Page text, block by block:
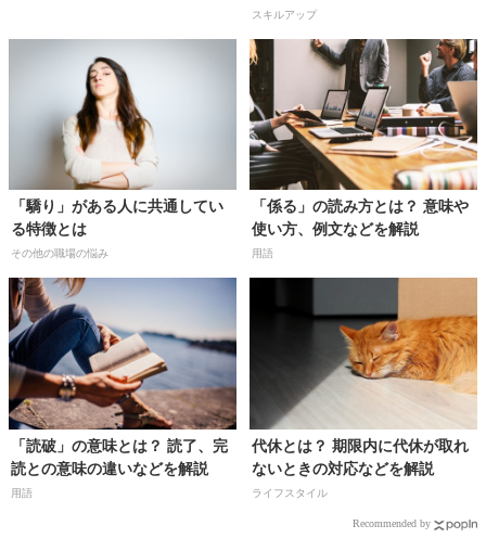
スキルアップ
「驕り」がある人に共通してい
る特徴とは
その他の職場の悩み
「係る」の読み方とは？ 意味や
使い方、例文などを解説
用語
「読破」の意味とは？ 読了、完
読との意味の違いなどを解説
用語
代休とは？ 期限内に代休が取れ
ないときの対応などを解説
ライフスタイル
Recommended by